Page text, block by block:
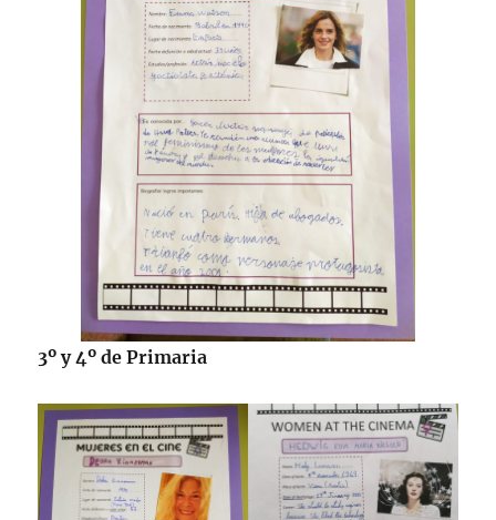
3º y 4º de Primaria